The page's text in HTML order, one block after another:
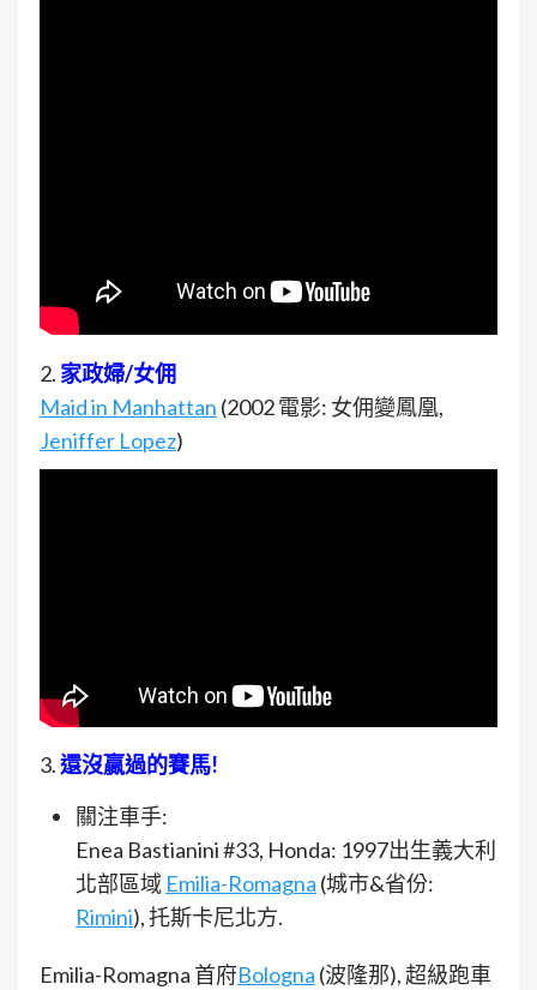
2. 家政婦/女佣
Maid in Manhattan (2002 電影: 女佣變鳳凰,
Jeniffer Lopez)
3.還沒贏過的賽馬!
關注車手:
Enea Bastianini #33, Honda: 1997出生義大利
北部區域 Emilia-Romagna (城市&省份:
Rimini), 托斯卡尼北方.
Emilia-Romagna 首府Bologna (波隆那), 超級跑車